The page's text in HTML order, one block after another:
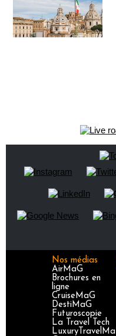
Nos médias
AirMaG
Brochures en
ligne
CruiseMaG
DestiMaG
Futuroscopie
La Travel Tech
LuxuryTravelMa